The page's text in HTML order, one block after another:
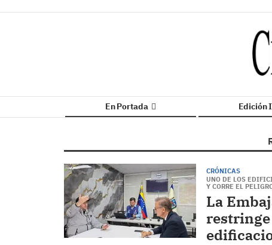
En Portada Edición
CRÓNICAS
UNO DE LOS
Y CORRE EL
La